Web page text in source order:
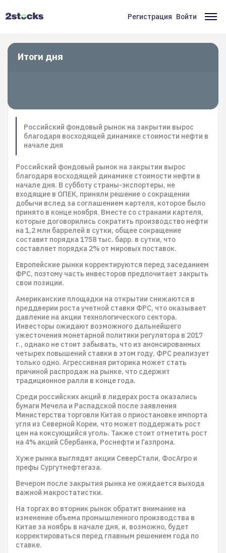
Меню
учётной
Регистрация Войти
Итоги дня
Российский фондовый рынок на закрытии вырос
благодаря восходящей динамике стоимости нефти в
начале дня
Российский фондовый рынок на закрытии вырос
благодаря восходящей динамике стоимости нефти в
начале дня. В субботу страны-экспортеры, не
входящие в ОПЕК, приняли решение о сокращении
добычи вслед за соглашением картеля, которое было
принято в конце ноября. Вместе со странами картеля,
которые договорились сократить производство нефти
на 1,2 млн баррелей в сутки, общее сокращение
составит порядка 1758 тыс. барр. в сутки, что
составляет порядка 2% от мировых поставок.
Европейские рынки корректируются перед заседанием
ФРС, поэтому часть инвесторов предпочитает закрыть
свои позиции.
Американские площадки на открытии снижаются в
преддверии роста учетной ставки ФРС, что оказывает
давление на акции технологического сектора.
Инвесторы ожидают возможного дальнейшего
ужесточения монетарной политики регулятора в 2017
г., однако не стоит забывать, что из анонсированных
четырех повышений ставки в этом году, ФРС реализует
только одно. Агрессивная риторика может стать
причиной распродаж на рынке, что сдержит
традиционное ралли в конце года.
Среди российских акций в лидерах роста оказались
бумаги Мечела и Распадской после заявления
Министерства торговли Китая о приостановке импорта
угля из Северной Кореи, что может поддержать рост
цен на коксующийся уголь. Также стоит отметить рост
на 4% акций Сбербанка, Роснефти и Газпрома.
Хуже рынка выглядят акции СеверСтали, ФосАгро и
префы Сургутнефтегаза.
Вечером после закрытия рынка не ожидается выхода
важной макростатистки.
На торгах во вторник рынок обратит внимание на
изменение объема промышленного производства в
Китае за ноябрь в начале дня, и, возможно, будет
корректироваться перед главным решением года по
ставке.